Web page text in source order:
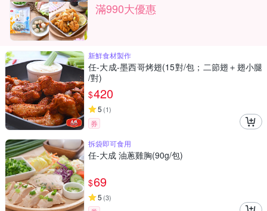
滿990大優惠
新鮮食材製作
任-大成-墨西哥烤翅(15對/包；二節翅＋翅小腿
/對)
$420
5 (1)
券
拆袋即可食用
任-大成 油蔥雞胸(90g/包)
$69
5 (3)